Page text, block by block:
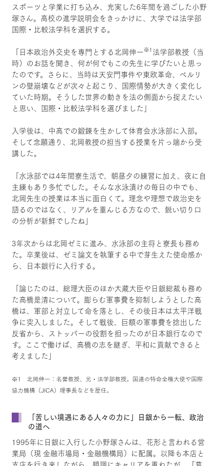
スポーツと学業に打ち込み、充実した6年間を過ごした小野
塚さん。高校の進学説明会をきっかけに、大学では法学部
国際・比較法学科を選択する。
「日本政治外交史を専門とする北岡伸一※1 法学部教授（当
時）のお話を聞き、何が何でもこの先生に学びたいと思っ
たのです。さらに、当時は天安門事件や東欧革命、ベルリ
ンの壁崩壊などが次々と起こり、国際情勢が大きく変化し
ていた時期。そうした世界の動きを法の側面から捉えたい
と思い、国際・比較法学科を選びました」
入学後は、中高での鍛錬を生かして体育会水泳部に入部。
そして念願通り、北岡教授の担当する授業を片っ端から受
講した。
「水泳部では4年間寮生活で、朝昼夕の練習に加え、夜に自
主練もあり多忙でした。そんな水泳漬けの毎日の中でも、
北岡先生の授業は本当に面白くて。理念や理想で政治史を
語るのではなく、リアルを重んじる方なので、鋭い切り口
の分析が新鮮でしたね」
3年次からは北岡ゼミに進み、水泳部の主将と寮長も務め
た。卒業後は、ゼミ論文を執筆する中で芽生えた使命感か
ら、日本銀行に入行する。
「論じたのは、総理大臣のほか大蔵大臣や日銀総裁も務め
た高橋是清について。膨らむ軍事費を抑制しようとした高
橋は、軍部と対立して命を落とし、その後日本は太平洋戦
争に突入しました。そして戦後、巨額の軍事費を捻出した
反省から、ストッパーの役割を担ったのが日本銀行なので
す。ここで働けば、高橋の志を継ぎ、平和に貢献できると
考えました」
※1 北岡伸一：名誉教授、元・法学部教授。国連の特命全権大使や国際
協力機構（JICA）理事長などを歴任。
「苦しい境遇にある人々の力に」日銀から一転、政治
の道へ
1995年に日銀に入行した小野塚さんは、花形と言われる営
業局（現 金融市場局・金融機構局）に配属。以降も本店と